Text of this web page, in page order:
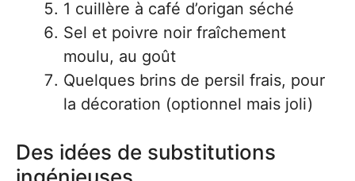
1 cuillère à café d’origan séché
Sel et poivre noir fraîchement
moulu, au goût
Quelques brins de persil frais, pour
la décoration (optionnel mais joli)
Des idées de substitutions